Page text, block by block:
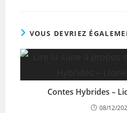
VOUS DEVRIEZ
Contes Hybrides –
08/12/